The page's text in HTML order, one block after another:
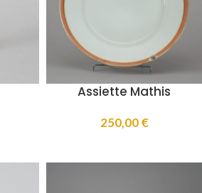
Assiette Mathis
250,00€